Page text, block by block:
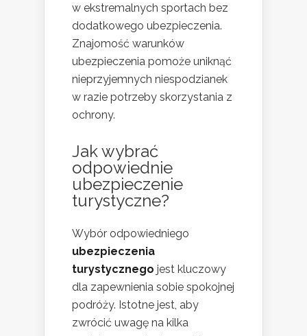
w ekstremalnych sportach bez
dodatkowego ubezpieczenia.
Znajomość warunków
ubezpieczenia pomoże uniknąć
nieprzyjemnych niespodzianek
w razie potrzeby skorzystania z
ochrony.
Jak wybrać
odpowiednie
ubezpieczenie
turystyczne?
Wybór odpowiedniego
ubezpieczenia
turystycznego jest kluczowy
dla zapewnienia sobie spokojnej
podróży. Istotne jest, aby
zwrócić uwagę na kilka